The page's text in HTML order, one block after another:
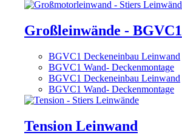
Großleinwände - BGVC1
BGVC1 Deckeneinbau Leinwand
BGVC1 Wand- Deckenmontage
BGVC1 Deckeneinbau Leinwand
BGVC1 Wand- Deckenmontage
Tension Leinwand